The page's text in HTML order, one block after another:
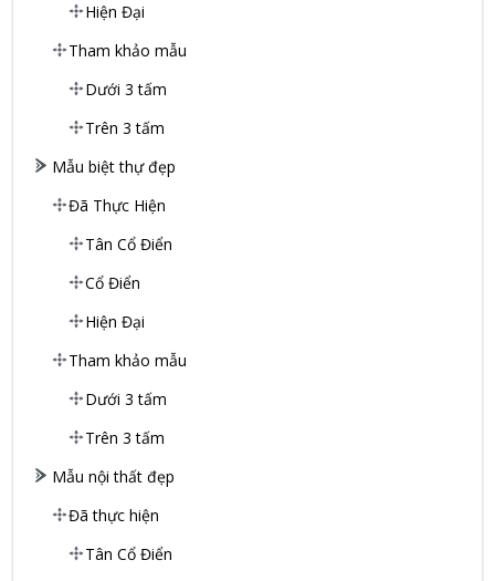
Hiện Đại
Tham khảo mẫu
Dưới 3 tấm
Trên 3 tấm
Mẫu biệt thự đẹp
Đã Thực Hiện
Tân Cổ Điển
Cổ Điển
Hiện Đại
Tham khảo mẫu
Dưới 3 tấm
Trên 3 tấm
Mẫu nội thất đẹp
Đã thực hiện
Tân Cổ Điển